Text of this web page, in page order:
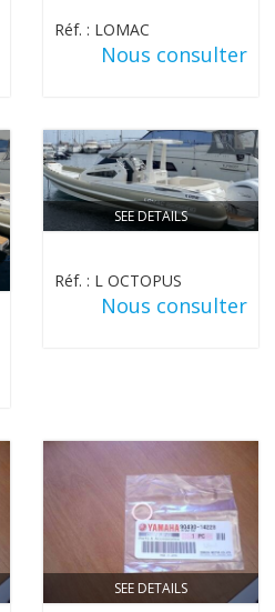
Réf. : LOMAC
Nous consulter
SEE DETAILS
Réf. : L OCTOPUS
Nous consulter
SEE DETAILS